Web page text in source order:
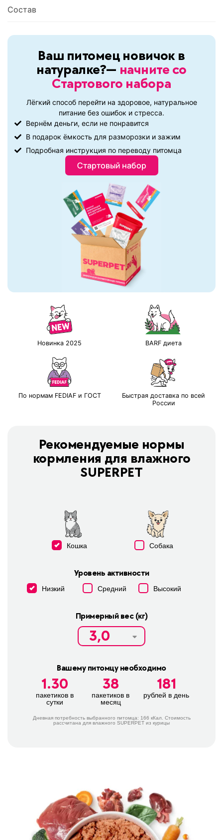
Состав
Ваш питомец новичок в
натуралке?— начните со
Стартового набора
Лёгкий способ перейти на здоровое, натуральное
питание без ошибок и стресса.
Вернём деньги, если не понравится
В подарок ёмкость для разморозки и зажим
Подробная инструкция по переводу питомца
Стартовый набор
Новинка 2025 BARF диета
По нормам FEDIAF и ГОСТ
Быстрая доставка по всей
России
Рекомендуемые нормы
кормления для влажного
SUPERPET
Кошка Собака
Уровень активности
Низкий Средний Высокий
Примерный вес (кг)
Вашему питомцу необходимо
1.30
пакетиков в
сутки
38
пакетиков в
месяц
181
рублей в день
Дневная потребность выбранного питомца: 166 кКал. Стоимость
расcчитана для влажного SUPERPET из курицы